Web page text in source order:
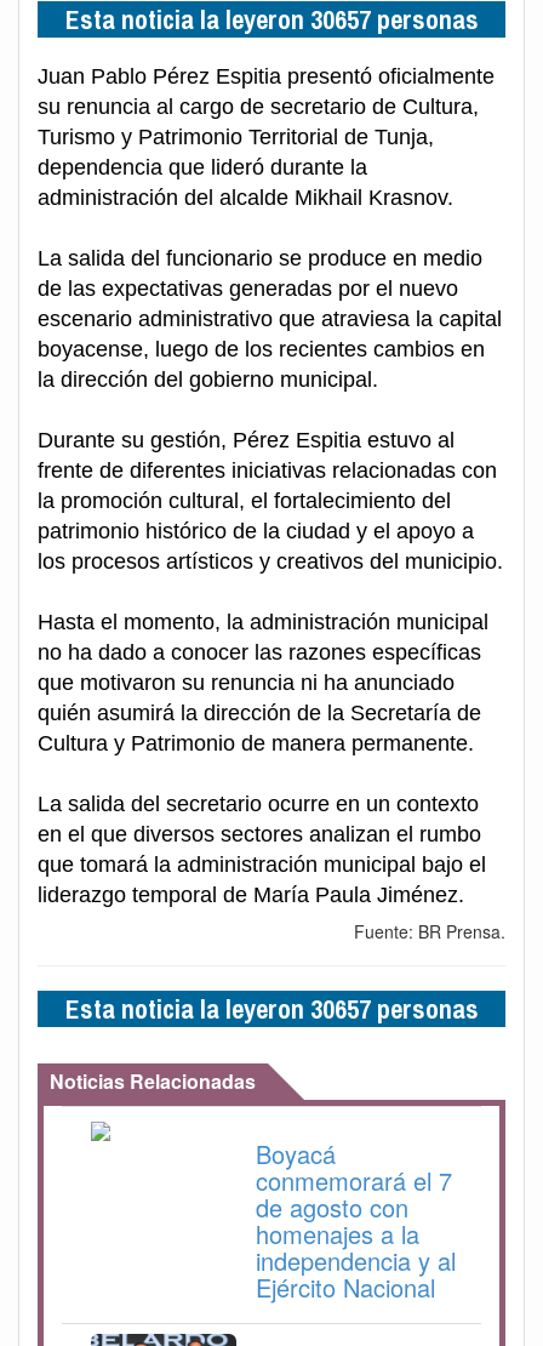
Esta noticia la leyeron 30657 personas
Juan Pablo Pérez Espitia presentó oficialmente
su renuncia al cargo de secretario de Cultura,
Turismo y Patrimonio Territorial de Tunja,
dependencia que lideró durante la
administración del alcalde Mikhail Krasnov.
La salida del funcionario se produce en medio
de las expectativas generadas por el nuevo
escenario administrativo que atraviesa la capital
boyacense, luego de los recientes cambios en
la dirección del gobierno municipal.
Durante su gestión, Pérez Espitia estuvo al
frente de diferentes iniciativas relacionadas con
la promoción cultural, el fortalecimiento del
patrimonio histórico de la ciudad y el apoyo a
los procesos artísticos y creativos del municipio.
Hasta el momento, la administración municipal
no ha dado a conocer las razones específicas
que motivaron su renuncia ni ha anunciado
quién asumirá la dirección de la Secretaría de
Cultura y Patrimonio de manera permanente.
La salida del secretario ocurre en un contexto
en el que diversos sectores analizan el rumbo
que tomará la administración municipal bajo el
liderazgo temporal de María Paula Jiménez.
Fuente: BR Prensa.
Esta noticia la leyeron 30657 personas
Noticias Relacionadas
Boyacá
conmemorará el 7
de agosto con
homenajes a la
independencia y al
Ejército Nacional